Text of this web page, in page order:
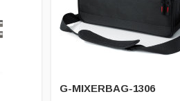
G-MIXERBAG-1306